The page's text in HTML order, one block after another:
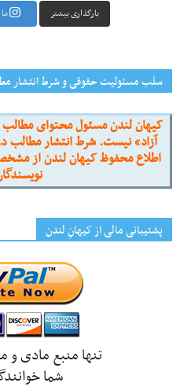
بارگذاری بیشتر
سلب مسئولیت حقوقی و شرط انتشار
کیهان لندن مسئول محتوای مطالب
آزاد» نیست. شرط انتشار مطالب
اطلاع محفوظ کیهان لندن از
پشتیبانی مالی از کیهانِ لندن
تنها منبع مادی و
شما